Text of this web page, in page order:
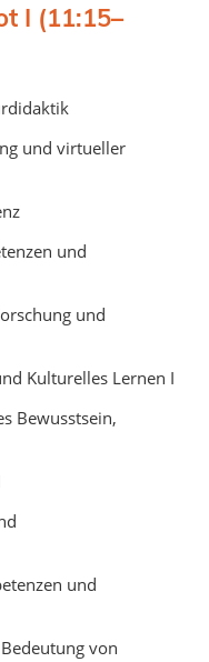
I (11:15–
und virtueller
und
und
Kulturelles Lernen I
Bewusstsein,
und
von